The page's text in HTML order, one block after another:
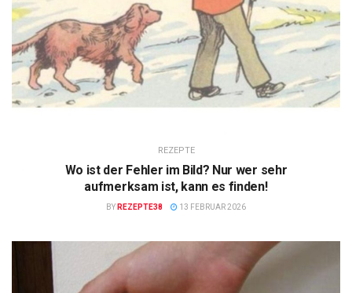
REZEPTE
Wo ist der Fehler im Bild? Nur wer sehr
aufmerksam ist, kann es finden!
BY REZEPTE38 13 FEBRUAR 2026